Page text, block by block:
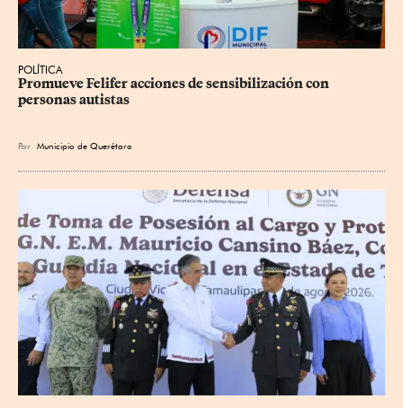
POLÍTICA
Promueve Felifer acciones de sensibilización con
personas autistas
Por Municipio de Querétaro